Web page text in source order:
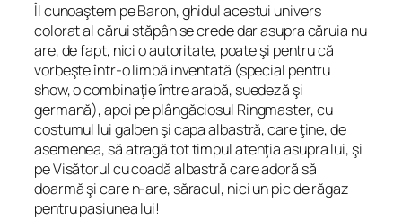
Îl cunoaştem pe Baron, ghidul acestui univers
colorat al cărui stăpân se crede dar asupra căruia nu
are, de fapt, nici o autoritate, poate şi pentru că
vorbeşte într-o limbă inventată (special pentru
show, o combinaţie între arabă, suedeză şi
germană), apoi pe plângăciosul Ringmaster, cu
costumul lui galben şi capa albastră, care ţine, de
asemenea, să atragă tot timpul atenţia asupra lui, şi
pe Visătorul cu coadă albastră care adoră să
doarmă şi care n-are, săracul, nici un pic de răgaz
pentru pasiunea lui!